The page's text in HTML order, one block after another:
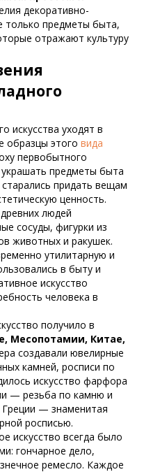
декоративно-
только предметы быта,
отражают культуру
искусства уходят в
образцы этого вида
первобытного
предметы быта
придать вещам
ценность.
людей
сосуды, фигурки из
животных и ракушек.
утилитарную и
в быту и
искусство
человека в
получило в
Месопотамии, Китае,
создавали ювелирные
камней, росписи по
искусство фарфора
— резьба по камню и
— знаменитая
росписью.
искусство всегда было
гончарное дело,
ремесло. Каждое